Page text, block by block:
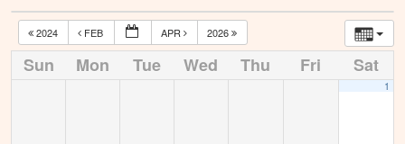
2024 FEB APR 2026
Sun Mon Tue Wed Thu Fri Sat
1